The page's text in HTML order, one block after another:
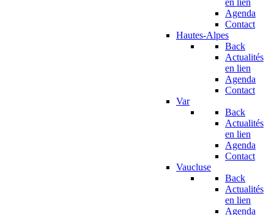
en lien
Agenda
Contact
Hautes-Alpes
Back
Actualités
en lien
Agenda
Contact
Var
Back
Actualités
en lien
Agenda
Contact
Vaucluse
Back
Actualités
en lien
Agenda